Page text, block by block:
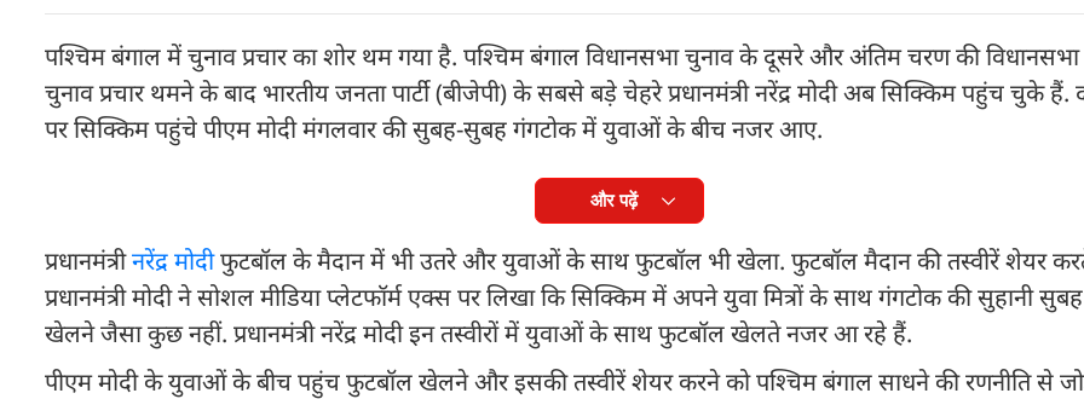
पश्चिम बंगाल में चुनाव प्रचार का शोर थम गया है. पश्चिम बंगाल विधानसभा चुनाव के दूसरे और अंतिम चरण की
चुनाव प्रचार थमने के बाद भारतीय जनता पार्टी (बीजेपी) के सबसे बड़े चेहरे प्रधानमंत्री नरेंद्र मोदी अब सिक्किम पहुंच चुके हैं.
पर सिक्किम पहुंचे पीएम मोदी मंगलवार की सुबह-सुबह गंगटोक में युवाओं के बीच नजर आए.
और पढ़ें
प्रधानमंत्रीनरेंद्र मोदीफुटबॉल के मैदान में भी उतरे और युवाओं के साथ फुटबॉल भी खेला. फुटबॉल मैदान की तस्वीरें शेयर
प्रधानमंत्री मोदी ने सोशल मीडिया प्लेटफॉर्म एक्स पर लिखा कि सिक्किम में अपने युवा मित्रों के साथ गंगटोक की सुहानी
खेलने जैसा कुछ नहीं. प्रधानमंत्री नरेंद्र मोदी इन तस्वीरों में युवाओं के साथ फुटबॉल खेलते नजर आ रहे हैं.
पीएम मोदी के युवाओं के बीच पहुंच फुटबॉल खेलने और इसकी तस्वीरें शेयर करने को पश्चिम बंगाल साधने की रणनीति से